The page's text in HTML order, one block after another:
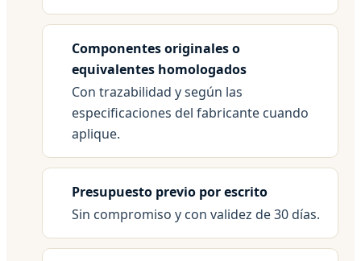
Componentes originales o
equivalentes homologados
Con trazabilidad y según las
especificaciones del fabricante cuando
aplique.
Presupuesto previo por escrito
Sin compromiso y con validez de 30 días.